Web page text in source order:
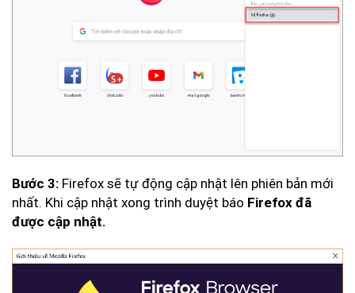
Bước 3: Firefox sẽ tự động cập nhật lên phiên bản mới
nhất. Khi cập nhật xong trình duyệt báo Firefox đã
được cập nhật.